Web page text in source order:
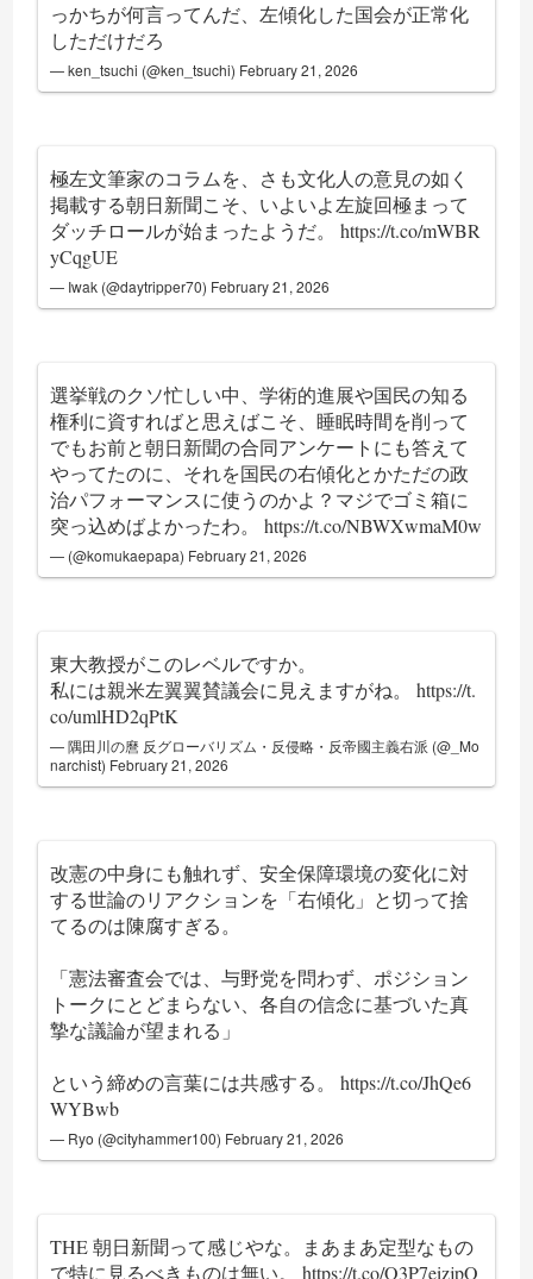
っかちが何言ってんだ、左傾化した国会が正常化
しただけだろ
— ken_tsuchi (@ken_tsuchi) February 21, 2026
極左文筆家のコラムを、さも文化人の意見の如く
掲載する朝日新聞こそ、いよいよ左旋回極まって
ダッチロールが始まったようだ。https://t.co/mWBR
yCqgUE
— Iwak (@daytripper70) February 21, 2026
選挙戦のクソ忙しい中、学術的進展や国民の知る
権利に資すればと思えばこそ、睡眠時間を削って
でもお前と朝日新聞の合同アンケートにも答えて
やってたのに、それを国民の右傾化とかただの政
治パフォーマンスに使うのかよ？マジでゴミ箱に
突っ込めばよかったわ。https://t.co/NBWXwmaM0w
— (@komukaepapa) February 21, 2026
東大教授がこのレベルですか。
私には親米左翼翼賛議会に見えますがね。https://t.
co/umlHD2qPtK
— 隅田川の麿 反グローバリズム・反侵略・反帝國主義右派 (@_Mo
narchist) February 21, 2026
改憲の中身にも触れず、安全保障環境の変化に対
する世論のリアクションを「右傾化」と切って捨
てるのは陳腐すぎる。
「憲法審査会では、与野党を問わず、ポジション
トークにとどまらない、各自の信念に基づいた真
摯な議論が望まれる」
という締めの言葉には共感する。https://t.co/JhQe6
WYBwb
— Ryo (@cityhammer100) February 21, 2026
THE 朝日新聞って感じやな。まあまあ定型なもの
で特に見るべきものは無い。https://t.co/O3P7eizjpO